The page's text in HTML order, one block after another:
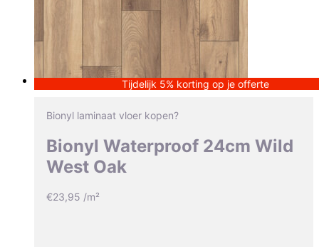
Tijdelijk 5% korting op je offerte
Bionyl laminaat vloer kopen?
Bionyl Waterproof 24cm Wild
West Oak
€23,95 /m²